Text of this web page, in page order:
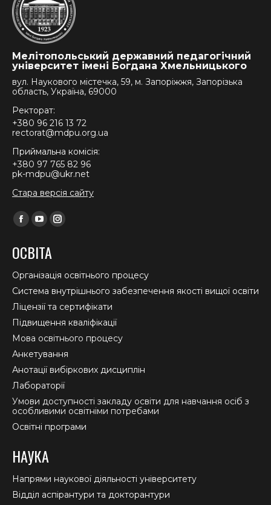
Мелітопольський державний педагогічний
університет імені Богдана Хмельницького
вул. Наукового містечка, 59, м. Запоріжжя, Запорізька
область, Україна, 69000
Ректорат:
+380 96 216 13 72
rectorat@mdpu.org.ua
Приймальна комісія:
+380 97 765 82 96
pk-mdpu@ukr.net
Стара версія сайту
Find us on:
Facebook
opens
in
new
window
YouTube
opens
in
new
window
Instagram
in
new
window
ОСВІТА
Організація освітнього процесу
Система внутрішнього забезпечення якості вищої освіти
Ліцензії та сертифікати
Підвищення кваліфікації
Мова освітнього процесу
Анкетування
Анотації вибіркових дисциплін
Лабораторії
Умови доступності закладу освіти для навчання осіб з
особливими освітніми потребами
Освітні програми
НАУКА
Напрями наукової діяльності університету
Відділ аспірантури та докторантури